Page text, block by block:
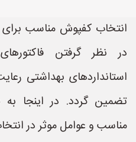
انتخاب کفپوش مناسب برای
در نظر گرفتن
استانداردهای بهداشتی
تضمین گردد. در اینجا
مناسب و عوامل موثر در